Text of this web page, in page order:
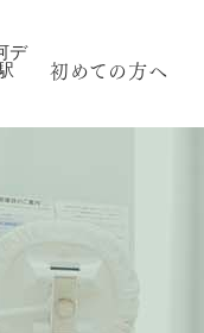
初めての方へ